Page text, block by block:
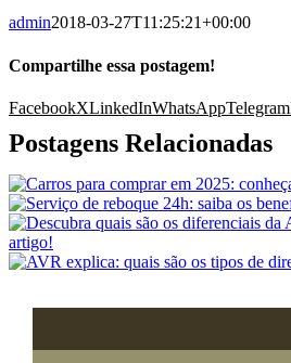
admin2018-03-27T11:25:21+00:00
Compartilhe essa postagem!
FacebookXLinkedInWhatsAppTelegram
Postagens Relacionadas